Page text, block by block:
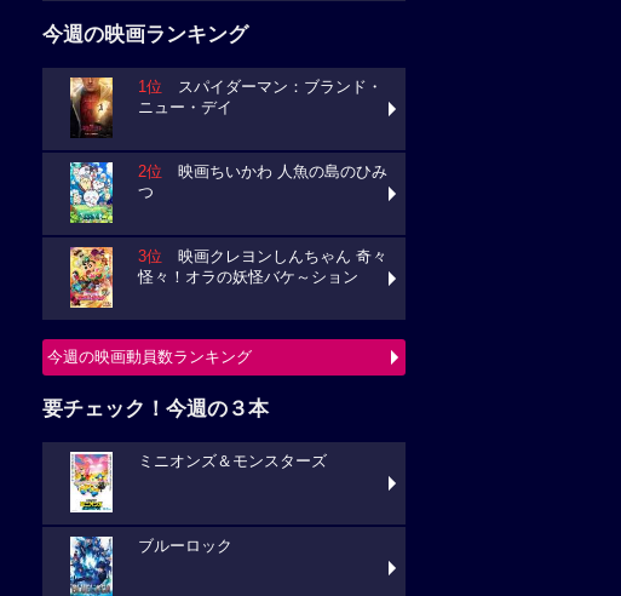
今週の映画ランキング
1位 スパイダーマン：ブランド・
ニュー・デイ
2位 映画ちいかわ 人魚の島のひみ
つ
3位 映画クレヨンしんちゃん 奇々
怪々！オラの妖怪バケ～ション
今週の映画動員数ランキング
要チェック！今週の３本
ミニオンズ＆モンスターズ
ブルーロック